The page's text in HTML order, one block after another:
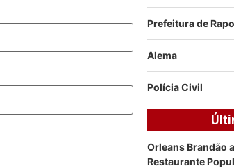
Prefeitura de
Alema
Polícia Civil
Orleans Brandão
Restaurante